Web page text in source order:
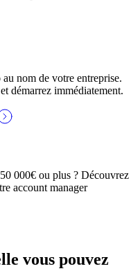
nom de votre entreprise.
démarrez immédiatement.
000€ ou plus ? Découvrez
account manager
vous pouvez